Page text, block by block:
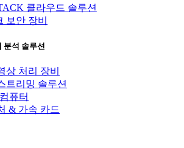
클라우드 솔루션
보안 장비
분석 솔루션
상 처리 장비
트리밍 솔루션
퓨터
& 가속 카드